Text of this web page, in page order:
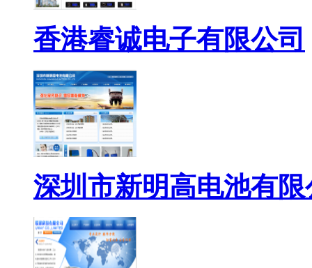
香港睿诚电子有限公司
深圳市新明高电池有限